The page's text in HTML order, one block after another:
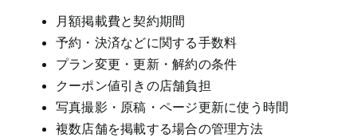
月額掲載費と契約期間
予約・決済などに関する手数料
プラン変更・更新・解約の条件
クーポン値引きの店舗負担
写真撮影・原稿・ページ更新に使う時間
複数店舗を掲載する場合の管理方法